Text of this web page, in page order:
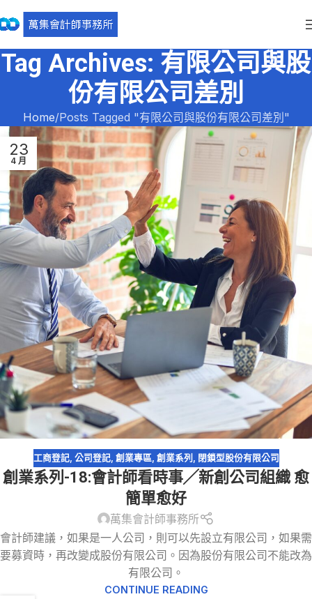
Tag Archives: 有限公司與股
份有限公司差別
Home Posts Tagged "有限公司與股份有限公司差別"
23
4 月
工商登記, 公司登記, 創業專區, 創業系列 , 閉鎖型股份有限公司
創業系列-18:會計師看時事╱新創公司組織 愈
簡單愈好
萬集會計師事務所
會計師建議，如果是一人公司，則可以先設立有限公司，如果需
要募資時，再改變成股份有限公司。因為股份有限公司不能改為
有限公司。
CONTINUE READING